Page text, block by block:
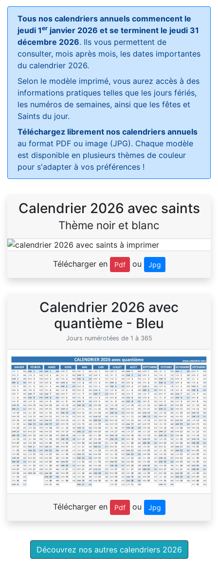
Tous nos calendriers annuels commencent le
jeudi 1er janvier 2026 et se terminent le jeudi 31
décembre 2026. Ils vous permettent de
consulter, mois après mois, les dates importantes
du calendrier 2026.
Selon le modèle imprimé, vous aurez accès à des
informations pratiques telles que les jours fériés,
les numéros de semaines, ainsi que les fêtes et
Saints du jour.
Téléchargez librement nos calendriers annuels
au format PDF ou image (JPG). Chaque modèle
est disponible en plusieurs thèmes de couleur
pour s'adapter à vos préférences !
Calendrier 2026 avec saints
Thème noir et blanc
Télécharger en Pdf ou Jpg
Calendrier 2026 avec
quantième - Bleu
Jours numérotées de 1 à 365
Télécharger en Pdf ou Jpg
Découvrez nos autres calendriers 2026